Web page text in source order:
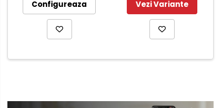
Configureaza Vezi Variante